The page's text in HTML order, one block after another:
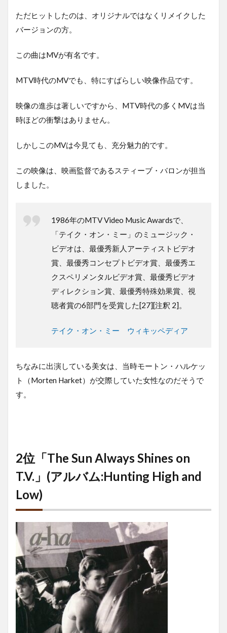
ただヒットしたのは、オリジナルではなくリメイクした
バージョンの方。
この曲はMVが有名です。
MTV時代のMVでも、特にすばらしい映像作品です。
映像の進歩は著しいですから、MTV時代の多くMVは当
時ほどの衝撃はありません。
しかしこのMVは今見ても、充分魅力的です。
この映像は、映画監督であるスティーブ・バロンが担当
しました。
1986年のMTV Video Music Awardsで、
「テイク・オン・ミー」のミュージック・
ビデオは、最優秀新人アーティストビデオ
賞、最優秀コンセプトビデオ賞、最優秀エ
クスペリメンタルビデオ賞、最優秀ビデオ
ディレクション賞、最優秀特殊効果賞、視
聴者賞の6部門を受賞した[27][注釈 2]。
テイク・オン・ミー ウィキッペディア
ちなみに出演している美女は、当時モートン・ハルケッ
ト（Morten Harket）が交際していた女性なのだそうで
す。
2位「The Sun Always Shines on
T.V.」(アルバム:Hunting High and
Low)